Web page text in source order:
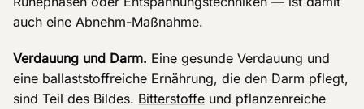
auch eine Abnehm-Maßnahme.
Verdauung und Darm. Eine gesunde Verdauung und
eine ballaststoffreiche Ernährung, die den Darm pflegt,
sind Teil des Bildes. Bitterstoffe und pflanzenreiche